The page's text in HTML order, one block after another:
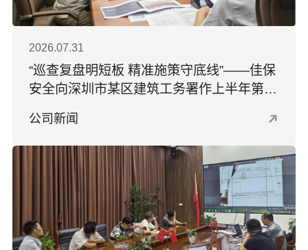
2026.07.31
“巡查复盘明短板 精准施策守底线”——佳保
安全向深圳市某区建筑工务署作上半年第三
公司新闻